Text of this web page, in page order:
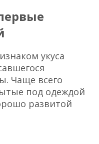
укуса
Чаще всего
под одеждой
развитой